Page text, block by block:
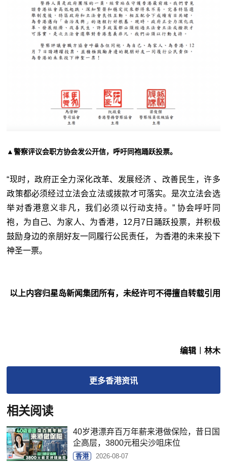
▲警察评议会职方协会发公开信，呼吁同袍踊跃投票。
“现时，政府正全力深化改革、发展经济 、改善民生，许多
政策都必须经过立法会立法或拨款才可落实。是次立法会选
举对香港意义非凡，我们必须以行动支持。” 协会呼吁同
袍，为自己、为家人、为香港，12月7日踊跃投票，并积极
鼓励身边的亲朋好友一同履行公民责任， 为香港的未来投下
神圣一票。
以上内容归星岛新闻集团所有，未经许可不得擅自转载引用
编辑︱林木
更多香港资讯
相关阅读
40岁港漂弃百万年薪来港做保险，昔日国
企高层，3800元租尖沙咀床位
香港 2026-08-07